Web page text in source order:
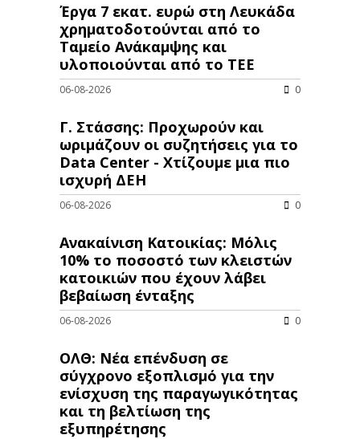
Έργα 7 εκατ. ευρώ στη Λευκάδα
χρηματοδοτούνται από το
Ταμείο Ανάκαμψης και
υλοποιούνται από το ΤΕΕ
06-08-2026 0
Γ. Στάσσης: Προχωρούν και
ωριμάζουν οι συζητήσεις για το
Data Center - Χτίζουμε μια πιο
ισχυρή ΔΕΗ
06-08-2026 0
Ανακαίνιση Κατοικίας: Μόλις
10% το ποσοστό των κλειστών
κατοικιών που έχουν λάβει
βεβαίωση ένταξης
06-08-2026 0
ΟΛΘ: Νέα επένδυση σε
σύγχρονο εξοπλισμό για την
ενίσχυση της παραγωγικότητας
και τη βελτίωση της
εξυπηρέτησης